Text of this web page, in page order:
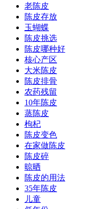
老陈皮
陈皮存放
玉蝴蝶
陈皮挑选
陈皮哪种好
核心产区
大米陈皮
陈皮排骨
农药残留
10年陈皮
蒸陈皮
枸杞
陈皮变色
在家做陈皮
陈皮碎
晾晒
陈皮的用法
35年陈皮
儿童